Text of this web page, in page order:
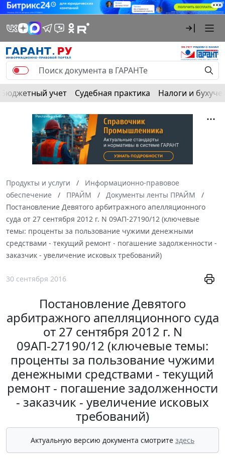
Бюджетный учет Судебная практика Налоги и
Продукты и услуги
Информационно-правовое
обеспечение
ПРАЙМ
Документы ленты ПРАЙМ
Постановление Девятого арбитражного апелляционного
суда от 27 сентября 2012 г. N 09АП-27190/12 (ключевые
темы: проценты за пользование чужими денежными
средствами - текущий ремонт - погашение задолженности -
заказчик - увеличение исковых требований)
30 сентября 2016
Постановление Девятого
арбитражного апелляционного суда
от 27 сентября 2012 г. N
09АП-27190/12 (ключевые темы:
проценты за пользование чужими
денежными средствами - текущий
ремонт - погашение задолженности
- заказчик - увеличение исковых
требований)
Актуальную версию документа смотрите здесь